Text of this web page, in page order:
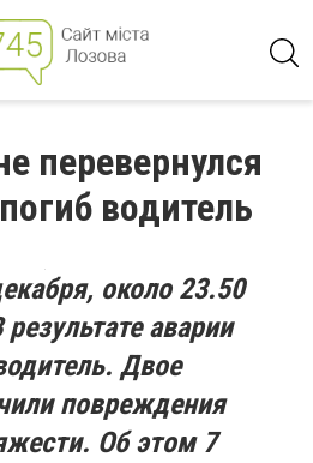
перевернулся
водитель
около 23.50
аварии
Двое
повреждения
Об этом 7